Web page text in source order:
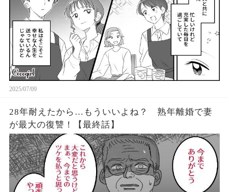
2025/07/09
28年耐えたから…もういいよね？ 熟年離婚で妻
が最大の復讐！【最終話】